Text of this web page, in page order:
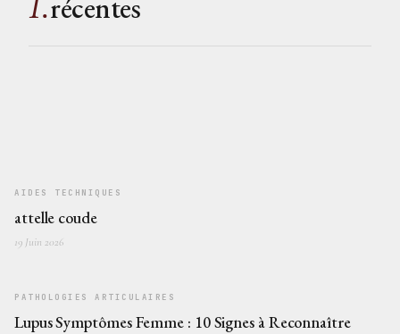
récentes
AIDES TECHNIQUES
attelle coude
19 Juin 2026
PATHOLOGIES ARTICULAIRES
Lupus Symptômes Femme : 10 Signes à Reconnaître